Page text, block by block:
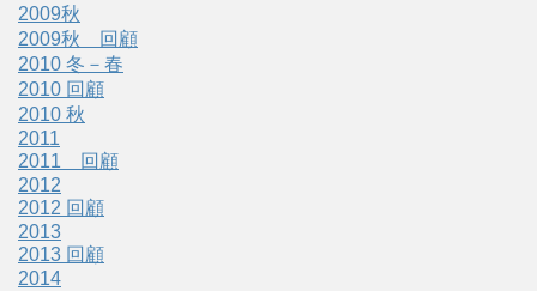
2009秋
2009秋 回顧
2010 冬－春
2010 回顧
2010 秋
2011
2011 回顧
2012
2012 回顧
2013
2013 回顧
2014